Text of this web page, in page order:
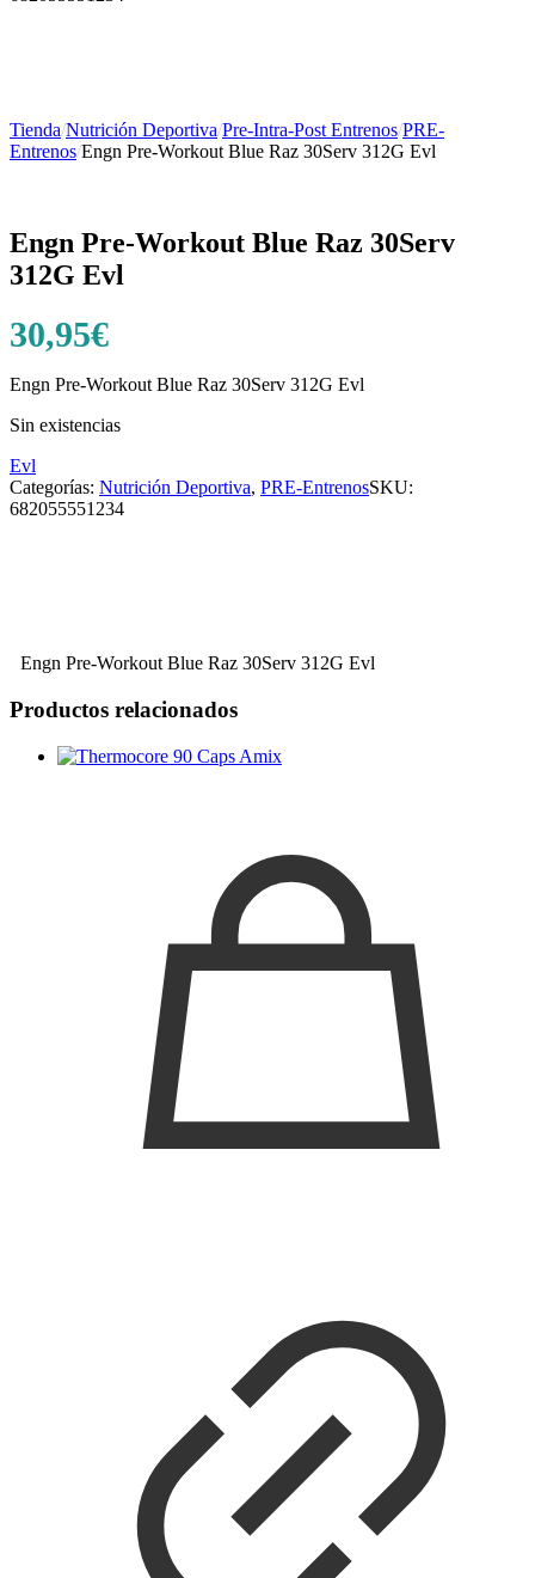
Tienda/Nutrición Deportiva/Pre-Intra-Post Entrenos/PRE-
Entrenos/Engn Pre-Workout Blue Raz 30Serv 312G Evl
Engn Pre-Workout Blue Raz 30Serv
312G Evl
30,95€
Engn Pre-Workout Blue Raz 30Serv 312G Evl
Sin existencias
Evl
Categorías: Nutrición Deportiva, PRE-EntrenosSKU:
682055551234
Engn Pre-Workout Blue Raz 30Serv 312G Evl
Productos relacionados